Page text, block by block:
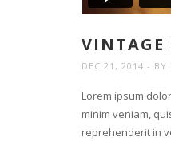
VINTAGE
DEC 21, 2014 BY
Lorem ipsum
minim veniam,
reprehenderit in